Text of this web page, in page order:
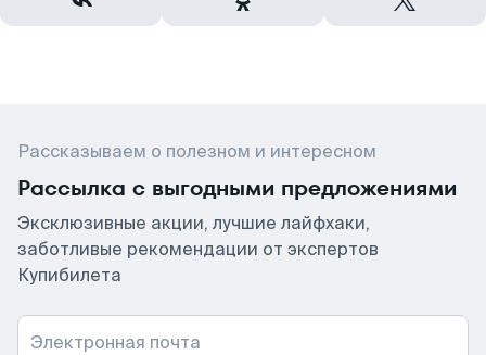
Рассказываем о полезном и интересном
Рассылка с выгодными предложениями
Эксклюзивные акции, лучшие лайфхаки,
заботливые рекомендации от экспертов
Купибилета
Электронная почта